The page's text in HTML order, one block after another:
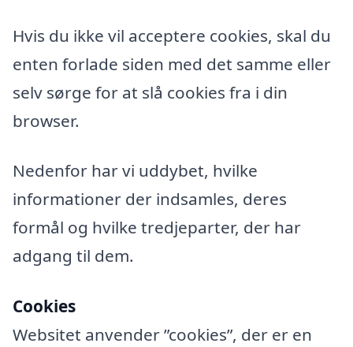
Hvis du ikke vil acceptere cookies, skal du
enten forlade siden med det samme eller
selv sørge for at slå cookies fra i din
browser.
Nedenfor har vi uddybet, hvilke
informationer der indsamles, deres
formål og hvilke tredjeparter, der har
adgang til dem.
Cookies
Websitet anvender ”cookies”, der er en